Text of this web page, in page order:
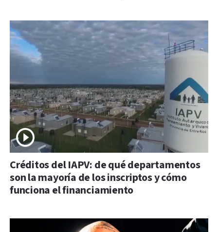
Créditos del IAPV: de qué departamentos
son la mayoría de los inscriptos y cómo
funciona el financiamiento